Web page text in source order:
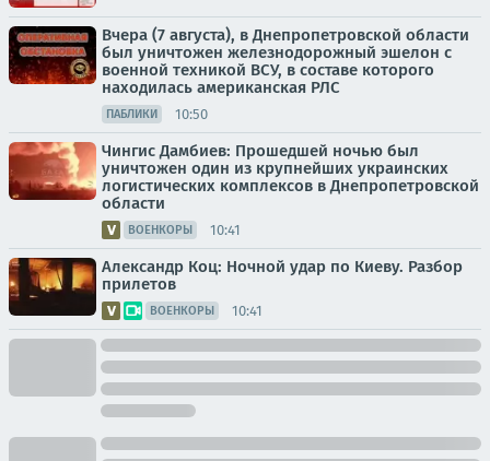
Вчера (7 августа), в Днепропетровской области
был уничтожен железнодорожный эшелон с
военной техникой ВСУ, в составе которого
находилась американская РЛС
ПАБЛИКИ 10:50
Чингис Дамбиев: Прошедшей ночью был
уничтожен один из крупнейших украинских
логистических комплексов в Днепропетровской
области
ВОЕНКОРЫ 10:41
Александр Коц: Ночной удар по Киеву. Разбор
прилетов
ВОЕНКОРЫ 10:41